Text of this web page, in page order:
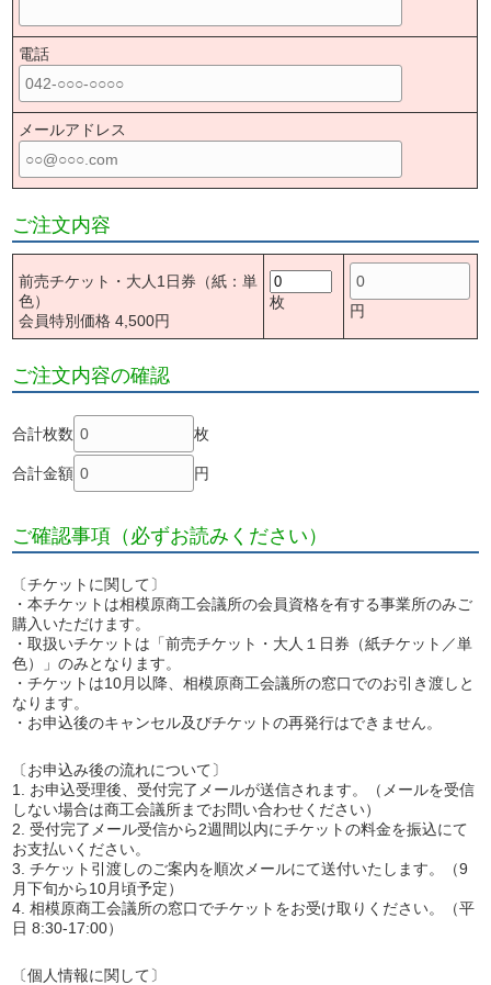
電話
メールアドレス
ご注文内容
前売チケット・大人1日券（紙：単
色）
会員特別価格 4,500円
枚 円
ご注文内容の確認
合計枚数 枚
合計金額 円
ご確認事項（必ずお読みください）
〔チケットに関して〕
・本チケットは相模原商工会議所の会員資格を有する事業所のみご
購入いただけます。
・取扱いチケットは「前売チケット・大人１日券（紙チケット／単
色）」のみとなります。
・チケットは10月以降、相模原商工会議所の窓口でのお引き渡しと
なります。
・お申込後のキャンセル及びチケットの再発行はできません。
〔お申込み後の流れについて〕
1. お申込受理後、受付完了メールが送信されます。（メールを受信
しない場合は商工会議所までお問い合わせください）
2. 受付完了メール受信から2週間以内にチケットの料金を振込にて
お支払いください。
3. チケット引渡しのご案内を順次メールにて送付いたします。（9
月下旬から10月頃予定）
4. 相模原商工会議所の窓口でチケットをお受け取りください。（平
日 8:30-17:00）
〔個人情報に関して〕